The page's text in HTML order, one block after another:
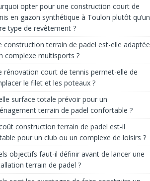
opter pour une construction court de
en gazon synthétique à Toulon plutôt qu’un
type de revêtement ?
construction terrain de padel est-elle adaptée
complexe multisports ?
rénovation court de tennis permet-elle de
le filet et les poteaux ?
surface totale prévoir pour un
terrain de padel confortable ?
construction terrain de padel est-il
pour un club ou un complexe de loisirs ?
objectifs faut-il définir avant de lancer une
terrain de padel ?